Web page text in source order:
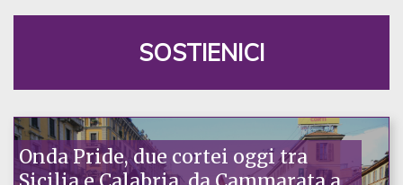
SOSTIENICI
Onda Pride, due cortei oggi tra